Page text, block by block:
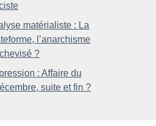
matérialiste : La
l’anarchisme
?
: Affaire du
suite et fin ?